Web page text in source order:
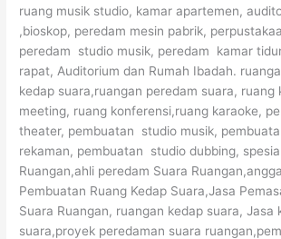
ruang musik studio, kamar apartemen,
,bioskop, peredam mesin pabrik,
peredam studio musik, peredam kamar
rapat, Auditorium dan Rumah Ibadah.
kedap suara,ruangan peredam suara, ruang
meeting, ruang konferensi,ruang karaoke,
theater, pembuatan studio musik,
rekaman, pembuatan studio dubbing,
Ruangan,ahli peredam Suara
Pembuatan Ruang Kedap Suara,Jasa
Suara Ruangan, ruangan kedap suara, Jasa
suara,proyek peredaman suara